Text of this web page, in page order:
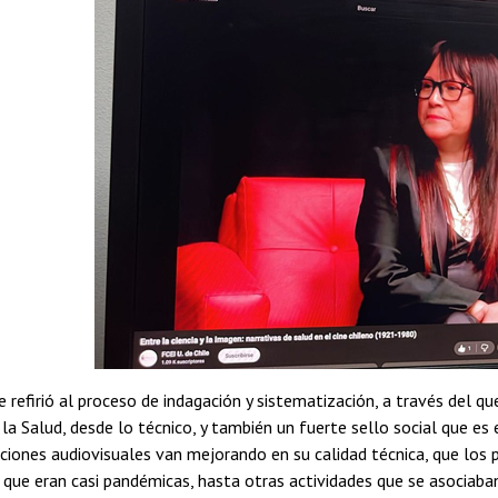
refirió al proceso de indagación y sistematización, a través del
Salud, desde lo técnico, y también un fuerte sello social que
audiovisuales van mejorando en su calidad técnica, que
eran casi pandémicas, hasta otras actividades que se